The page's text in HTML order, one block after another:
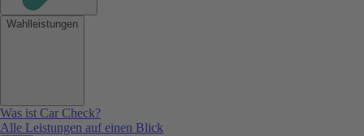
Wahlleistungen
Was ist Car Check?
Alle Leistungen auf einen Blick